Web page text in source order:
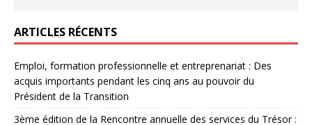
ARTICLES RÉCENTS
Emploi, formation professionnelle et entreprenariat : Des
acquis importants pendant les cinq ans au pouvoir du
Président de la Transition
3ème édition de la Rencontre annuelle des services du Trésor :